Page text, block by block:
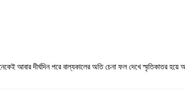
আবার দীর্ঘদিন পরে বাল্যকালের অতি চেনা ফল দেখে স্মৃতিকাতর হয়ে